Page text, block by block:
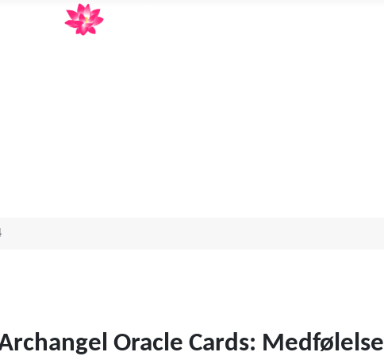
Oracle Cards: Medfølelse